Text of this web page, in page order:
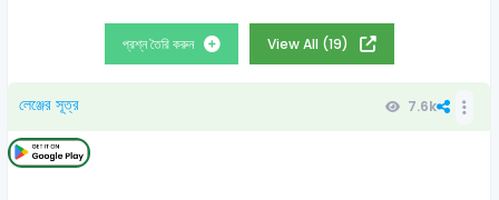
প্রশ্ন তৈরি করুন View All (19)
লেঞ্জের সূত্র 7.6k